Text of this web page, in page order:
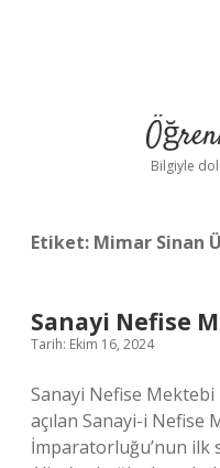
Bilgiyle
Etiket: Mimar Sinan
Sanayi Nefise
Tarih: Ekim 16, 2024
Sanayi Nefise Mektebi
açılan Sanayi-i Nefise
İmparatorluğu’nun